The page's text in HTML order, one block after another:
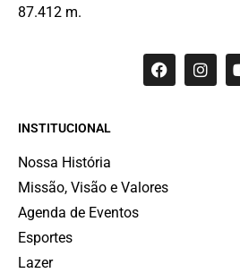
87.412 m.
INSTITUCIONAL
Nossa História
Missão, Visão e Valores
Agenda de Eventos
Esportes
Lazer